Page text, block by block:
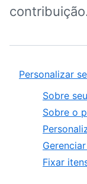
Personalizar
Sobre
Sobre o
Fixar